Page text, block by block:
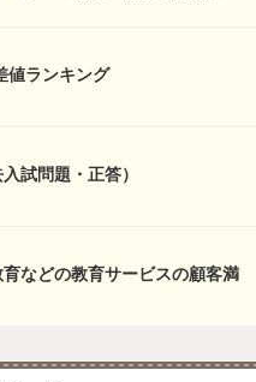
値ランキング
試問題・正答）
育などの教育サービスの顧客満